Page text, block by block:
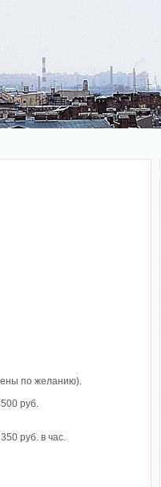
по желанию).
руб.
руб. в час.